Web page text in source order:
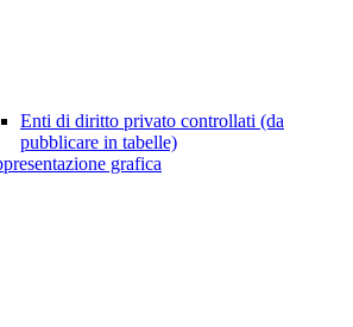
Enti di diritto privato controllati (da
pubblicare in tabelle)
grafica